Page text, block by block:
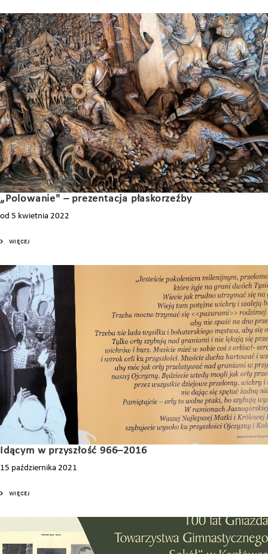
„Polowanie" – prezentacja płaskorzeźby
od 5 kwietnia 2022
WIĘCEJ
Idącym w przyszłość 966–2016
15 października 2021
WIĘCEJ